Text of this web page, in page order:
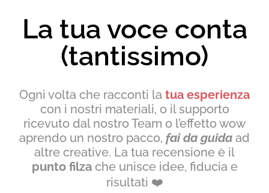
La tua voce conta
(tantissimo)
Ogni volta che racconti la tua esperienza
con i nostri materiali, o il supporto
ricevuto dal nostro Team o l’effetto wow
aprendo un nostro pacco, fai da guida ad
altre creative. La tua recensione è il
punto filzache unisce idee, fiducia e
risultati ❤️